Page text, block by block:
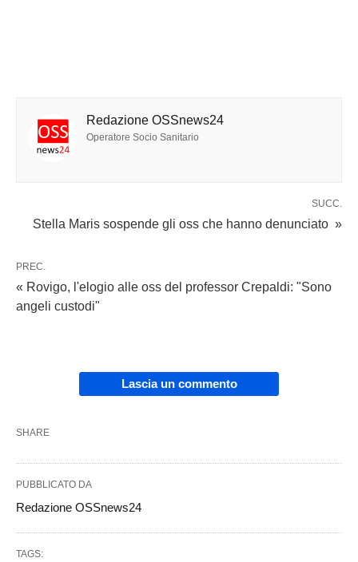
Redazione OSSnews24
Operatore Socio Sanitario
SUCC.
Stella Maris sospende gli oss che hanno denunciato »
PREC.
« Rovigo, l'elogio alle oss del professor Crepaldi: "Sono
angeli custodi"
Lascia un commento
SHARE
PUBBLICATO DA
Redazione OSSnews24
TAGS: